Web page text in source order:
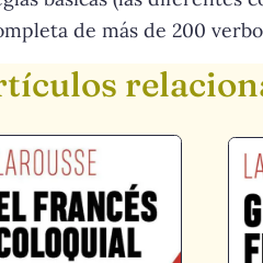
de más de 200